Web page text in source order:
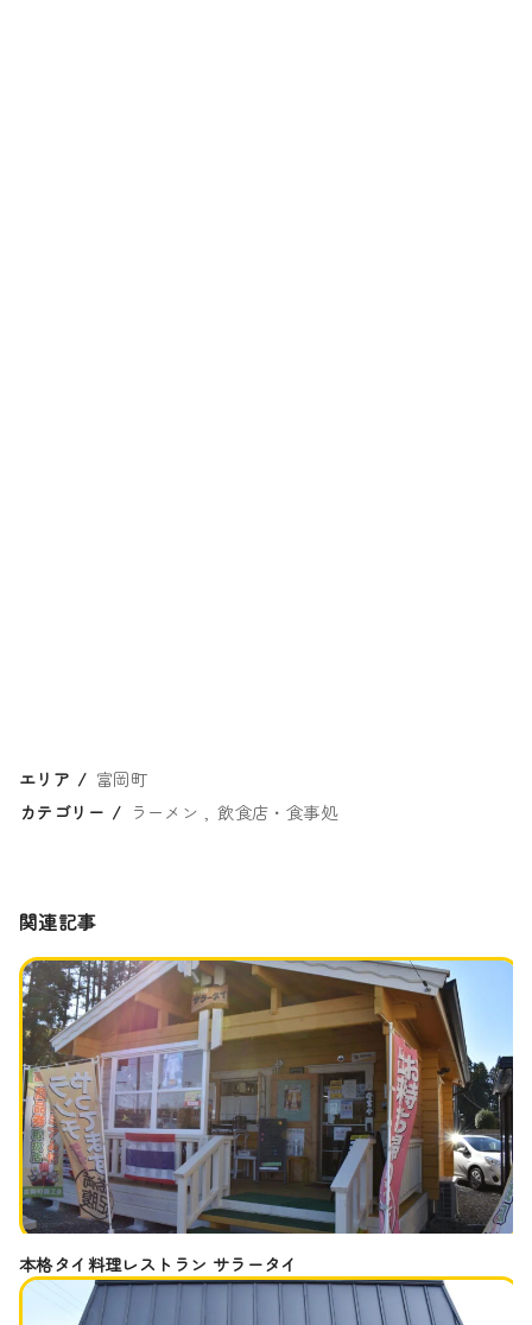
エリア
富岡町
カテゴリー
ラーメン 飲食店・食事処
関連記事
本格タイ料理レストラン サラータイ